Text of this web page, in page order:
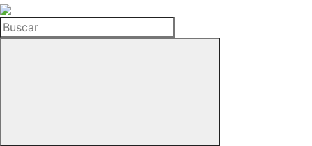
La
Hemeroteca
del
Buscar